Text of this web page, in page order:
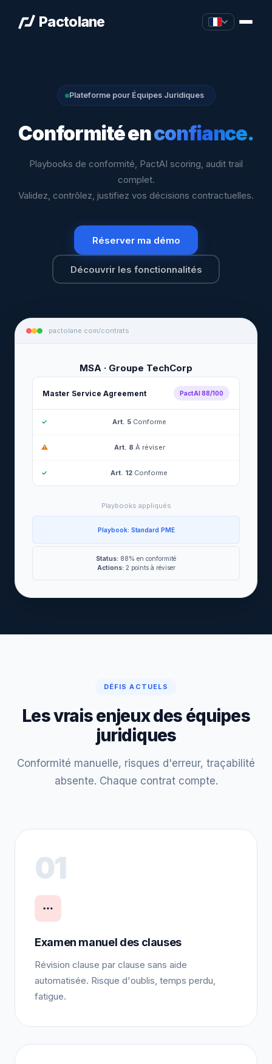
Pactolane
Plateforme pour Équipes Juridiques
Conformité enconfiance.
Playbooks de conformité, PactAI scoring, audit trail
complet.
Validez, contrôlez, justifiez vos décisions contractuelles.
Réserver ma démo
Découvrir les fonctionnalités
pactolane.com/contrats
MSA · Groupe TechCorp
Master Service Agreement PactAI 88/100
✓ Art. 5Conforme
⚠ Art. 8 À réviser
✓ Art. 12 Conforme
Playbooks appliqués
Playbook: Standard PME
Status: 88% en conformité
Actions: 2 points à réviser
DÉFIS ACTUELS
Les vrais enjeux des équipes
juridiques
Conformité manuelle, risques d'erreur, traçabilité
absente. Chaque contrat compte.
01
Examen manuel des clauses
Révision clause par clause sans aide
automatisée. Risque d'oublis, temps perdu,
fatigue.